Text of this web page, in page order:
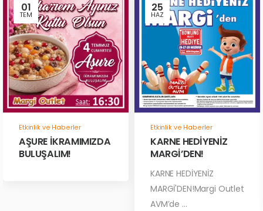
01
TEM
Etkinlik ve Haberler
AŞURE İKRAMIMIZDA
BULUŞALIM!
25
HAZ
Etkinlik ve Haberler
KARNE HEDİYENİZ
MARGİ’DEN!
KARNE HEDİYENİZ
MARGİ'DEN!Margi Outlet
AVM’de ...